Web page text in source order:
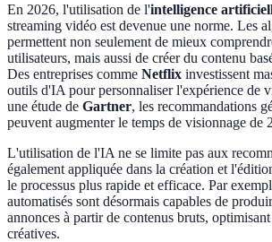
En 2026, l'utilisation de l'intelligence
streaming vidéo est devenue une norme. Les
permettent non seulement de mieux
utilisateurs, mais aussi de créer du contenu
Des entreprises comme Netflix investissent
outils d'IA pour personnaliser l'expérience de
une étude de Gartner, les recommandations
peuvent augmenter le temps de visionnage de
L'utilisation de l'IA ne se limite pas aux
également appliquée dans la création et
le processus plus rapide et efficace. Par
automatisés sont désormais capables de
annonces à partir de contenus bruts,
créatives.